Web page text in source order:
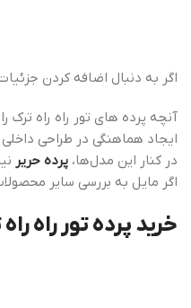
اگر به دنبال اضافه کردن
آنچه پرده های تور راه راه
ایجاد هماهنگی در طراحی
در کنار این مدل‌ها، پرده حریر
اگر مایل به بررسی سایر
خرید پرده تور راه